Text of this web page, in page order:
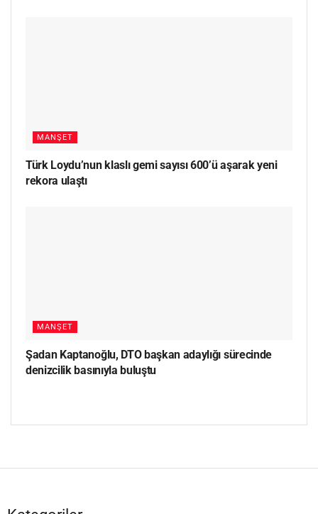
MANŞET
Türk Loydu’nun klaslı gemi sayısı 600’ü aşarak yeni
rekora ulaştı
MANŞET
Şadan Kaptanoğlu, DTO başkan adaylığı sürecinde
denizcilik basınıyla buluştu